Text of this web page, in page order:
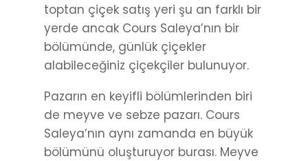
toptan çiçek satış yeri şu an farklı bir
yerde ancak Cours Saleya’nın bir
bölümünde, günlük çiçekler
alabileceğiniz çiçekçiler bulunuyor.
Pazarın en keyifli bölümlerinden biri
de meyve ve sebze pazarı. Cours
Saleya’nın aynı zamanda en büyük
bölümünü oluşturuyor burası. Meyve